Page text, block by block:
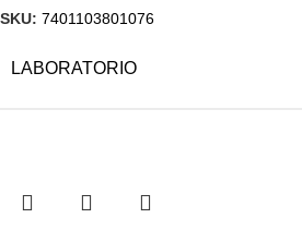
SKU: 7401103801076
LABORATORIO